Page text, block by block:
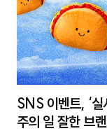
SNS 이벤트, ‘
주의 일 잘한 브